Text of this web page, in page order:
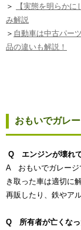
＞
【実態を明らか
み解説
＞ 自動車は中古パー
品の違いも解説！
おもいでガレ
Q エンジンが壊れ
A おもいでガレージ
き取った車は適切に
再販したり、鉄やア
Q 所有者が亡くなっ